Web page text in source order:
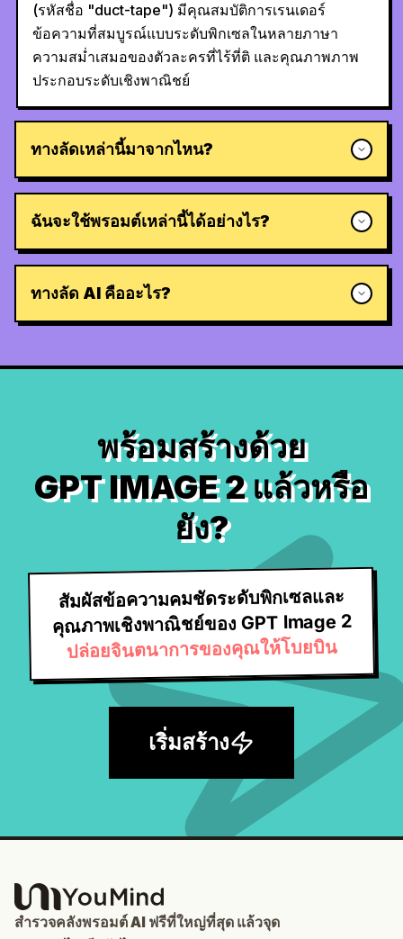
(รหัสชื่อ "duct-tape") มีคุณสมบัติการเรนเดอร์
ข้อความที่สมบูรณ์แบบระดับพิกเซลในหลายภาษา
ความสม่ำเสมอของตัวละครที่ไร้ที่ติ และคุณภาพภาพ
ประกอบระดับเชิงพาณิชย์
ทางลัดเหล่านี้มาจากไหน?
ฉันจะใช้พรอมต์เหล่านี้ได้อย่างไร?
ทางลัด AI คืออะไร?
พร้อมสร้างด้วย
GPT IMAGE 2 แล้วหรือ
ยัง?
สัมผัสข้อความคมชัดระดับพิกเซลและ
คุณภาพเชิงพาณิชย์ของ GPT Image 2
ปล่อยจินตนาการของคุณให้โบยบิน
เริ่มสร้าง
สำรวจคลังพรอมต์ AI ฟรีที่ใหญ่ที่สุด แล้วจุด